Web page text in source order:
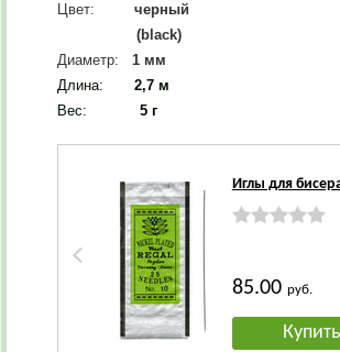
Цвет:
черный
(black)
Диаметр: 1 мм
Длина: 2,7 м
Вес: 5 г
Иглы для
85.00 руб.
Купить